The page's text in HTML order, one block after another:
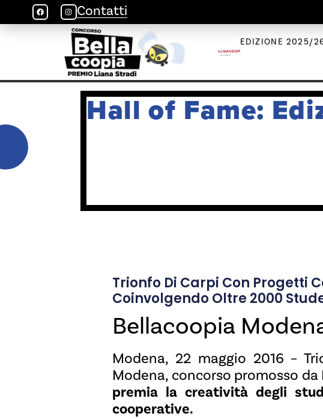
Contatti
EDIZIONE 2025/
Hall of Fame:
Trionfo Di Carpi Con Progetti
Coinvolgendo Oltre 2000
Bellacoopia
Modena, 22 maggio 2016 –
Modena, concorso promosso
premia la creatività degli
cooperative.